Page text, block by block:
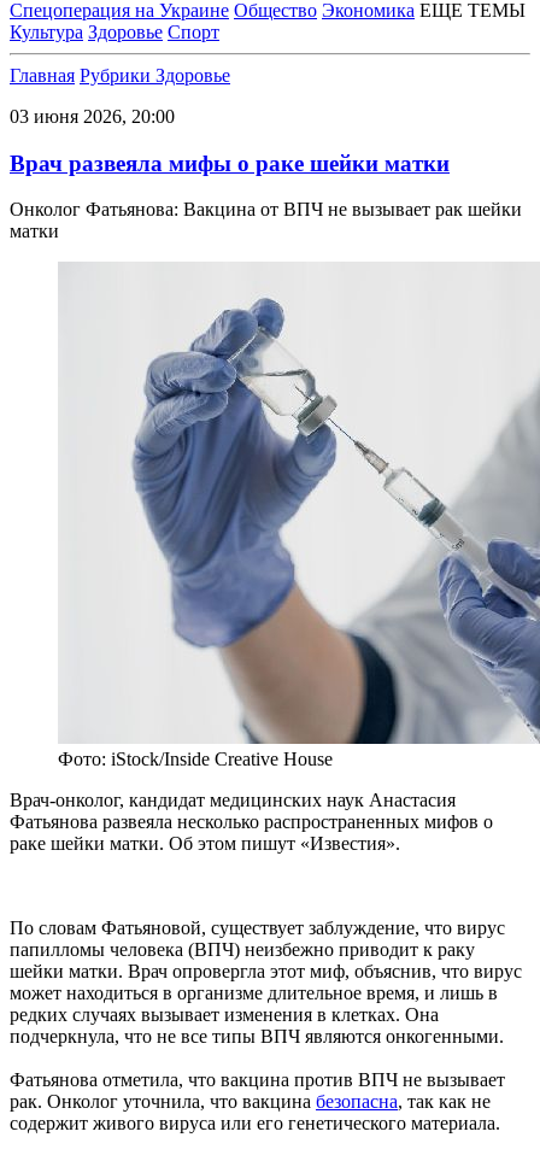
Спецоперация на Украине Общество Экономика ЕЩЕ ТЕМЫ
Культура Здоровье Спорт
Главная Рубрики Здоровье
03 июня 2026, 20:00
Врач развеяла мифы о раке шейки матки
Онколог Фатьянова: Вакцина от ВПЧ не вызывает рак шейки
матки
Фото: iStock/Inside Creative House
Врач-онколог, кандидат медицинских наук Анастасия
Фатьянова развеяла несколько распространенных мифов о
раке шейки матки. Об этом пишут «Известия».
По словам Фатьяновой, существует заблуждение, что вирус
папилломы человека (ВПЧ) неизбежно приводит к раку
шейки матки. Врач опровергла этот миф, объяснив, что вирус
может находиться в организме длительное время, и лишь в
редких случаях вызывает изменения в клетках. Она
подчеркнула, что не все типы ВПЧ являются онкогенными.
Фатьянова отметила, что вакцина против ВПЧ не вызывает
рак. Онколог уточнила, что вакцина безопасна, так как не
содержит живого вируса или его генетического материала.